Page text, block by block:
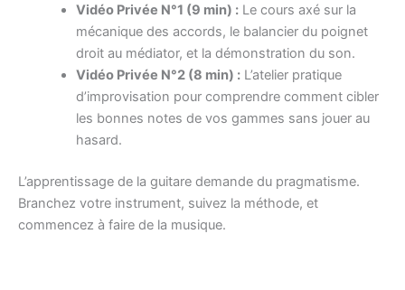
Vidéo Privée N°1 (9 min) :Le cours axé sur la
mécanique des accords, le balancier du poignet
droit au médiator, et la démonstration du son.
Vidéo Privée N°2 (8 min) :L’atelier pratique
d’improvisation pour comprendre comment cibler
les bonnes notes de vos gammes sans jouer au
hasard.
L’apprentissage de la guitare demande du pragmatisme.
Branchez votre instrument, suivez la méthode, et
commencez à faire de la musique.